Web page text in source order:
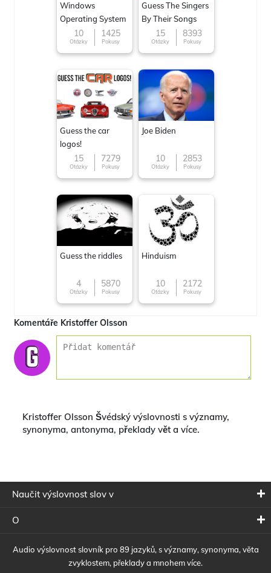
Windows
Operating System
10
Otázky
1425
Pokusy
Guess The Singers
By Their Songs
15
Otázky
8393
Pokusy
Guess the car
logos!
15
Otázky
7279
Pokusy
Joe Biden
10
Otázky
2853
Pokusy
Guess the riddles
4
Otázky
5870
Pokusy
Hinduism
10
Otázky
2172
Pokusy
Komentáře Kristoffer Olsson
Kristoffer Olsson Švédský výslovnosti s významy,
synonyma, antonyma, překlady vět a více.
Naučit výslovnost slov v
O
Audio výslovnost slovník pro 89 jazyků, s významy, synonyma, věta
zvyklostem, překlady a mnohem více.